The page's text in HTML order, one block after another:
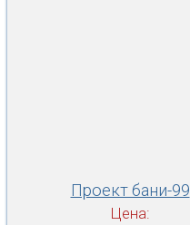
Проект бани-99
Цена: